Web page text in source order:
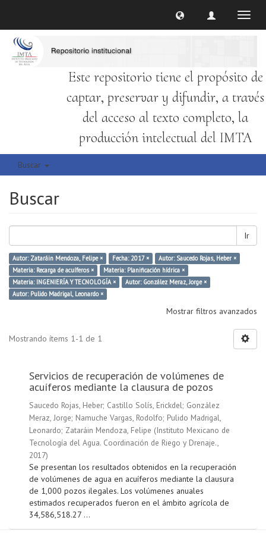
Este repositorio tiene el propósito de
captar, preservar y difundir, a través
del acceso al texto completo, la
producción intelectual del IMTA
Buscar
Buscar
Ir
Autor: Zataráin Mendoza, Felipe × Fecha: 2017 ×
Autor: Saucedo Rojas, Heber ×
Materia: Recarga de acuíferos ×
Materia: Planificación hídrica ×
Materia: INGENIERÍA Y TECNOLOGÍA ×
Autor: González Meraz, Jorge ×
Autor: Pulido Madrigal, Leonardo ×
Mostrar filtros avanzados
Mostrando ítems 1-1 de 1
Servicios de recuperación de volúmenes de
acuíferos mediante la clausura de pozos
Saucedo Rojas, Heber; Castillo Solís, Erickdel; González
Meraz, Jorge; Namuche Vargas, Rodolfo; Pulido Madrigal,
Leonardo; Zataráin Mendoza, Felipe (Instituto Mexicano de
Tecnología del Agua. Coordinación de Riego y Drenaje.,
2017)
Se presentan los resultados obtenidos en la recuperación
de volúmenes de agua en acuíferos mediante la clausura
de 1,000 pozos ilegales. Los volúmenes anuales
estimados recuperados fueron en el ámbito agrícola de
34,586,518.27 ...